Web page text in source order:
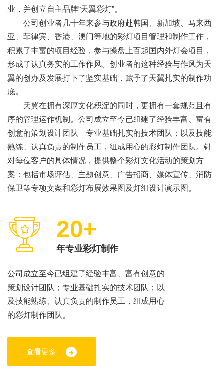
业，并创立自主品牌“天翼彩灯”。
公司创业者几十年来参与政府赴韩国、新加坡、马来西
亚、菲律宾、香港、澳门等地的彩灯项目管理和制作工作，
积累了丰富的项目经验，参与操盘上百起国内外灯会项目，
形成了认真务实的工作作风。创业者的这种经验与作风为天
翼的创办及发展打下了坚实基础，赋予了天翼扎实的制作功
底。
天翼在拥有深厚文化积淀的同时，更拥有一套规范且有
序的管理运作机制。公司成立至今已组建了经验丰富、富有
创意的策划设计团队；专业基础扎实的技术团队；以及技能
熟练、认真负责的制作员工，组成用心的彩灯制作团队。针
对每位客户的具体情况，提供整个彩灯文化活动的策划方
案：包括市场评估、主题创意、广告招商、媒体宣传、消防
保卫等专项文案和彩灯布展效果图及灯组设计演示图。
20+
年专业彩灯制作
公司成立至今已组建了经验丰富、富有创意的
策划设计团队；专业基础扎实的技术团队；以
及技能熟练、认真负责的制作员工，组成用心
的彩灯制作团队。
查看更多